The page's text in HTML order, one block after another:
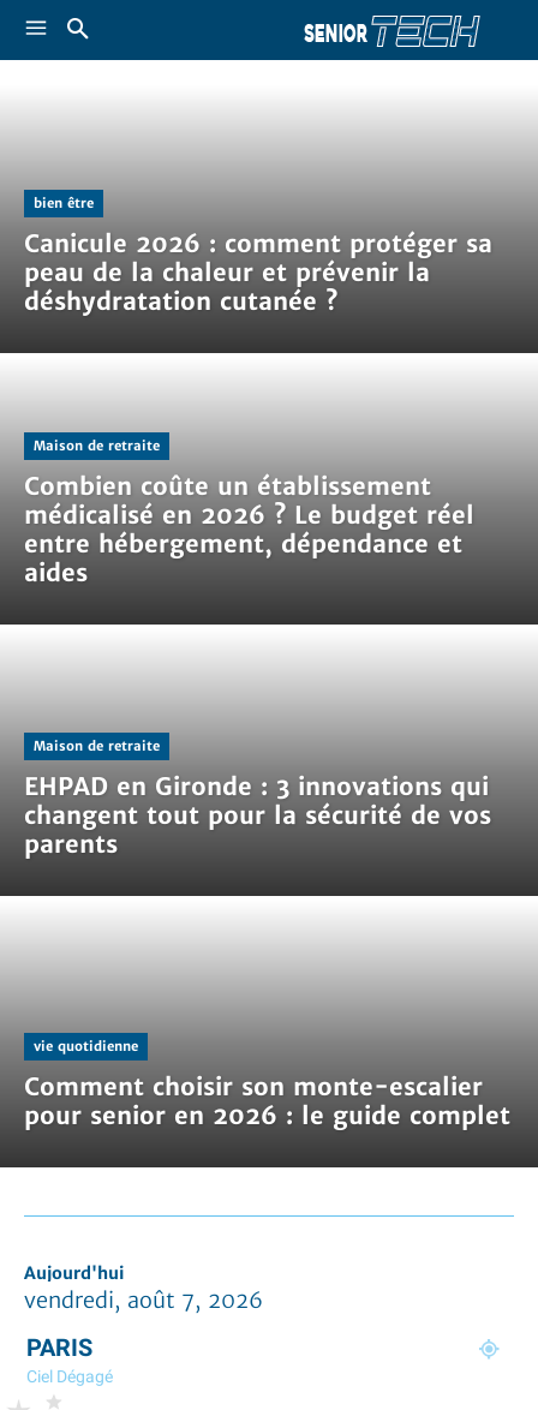
bien être
Canicule 2026 : comment protéger sa
peau de la chaleur et prévenir la
déshydratation cutanée ?
Maison de retraite
Combien coûte un établissement
médicalisé en 2026 ? Le budget réel
entre hébergement, dépendance et
aides
Maison de retraite
EHPAD en Gironde : 3 innovations qui
changent tout pour la sécurité de vos
parents
vie quotidienne
Comment choisir son monte-escalier
pour senior en 2026 : le guide complet
Aujourd'hui
vendredi, août 7, 2026
PARIS
Ciel Dégagé